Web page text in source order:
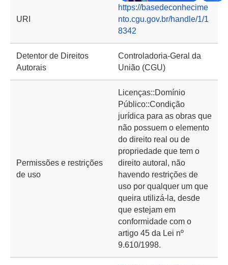
URI
https://basedeconhecime
nto.cgu.gov.br/handle/1/1
8342
Detentor de Direitos
Autorais
Controladoria-Geral da
União (CGU)
Permissões e restrições
de uso
Licenças::Domínio
Público::Condição
jurídica para as obras que
não possuem o elemento
do direito real ou de
propriedade que tem o
direito autoral, não
havendo restrições de
uso por qualquer um que
queira utilizá-la, desde
que estejam em
conformidade com o
artigo 45 da Lei nº
9.610/1998.